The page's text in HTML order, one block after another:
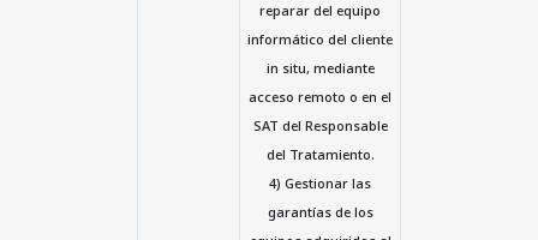
reparar del equipo
informático del cliente
in situ, mediante
acceso remoto o en el
SAT del Responsable
del Tratamiento.
4) Gestionar las
garantías de los